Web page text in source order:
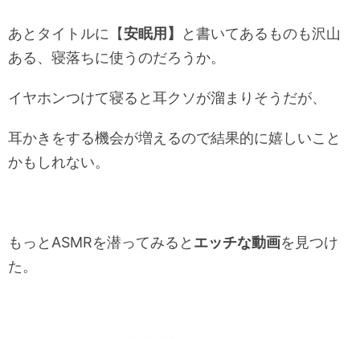
あとタイトルに【安眠用】
と書いてあるものも沢山
ある、寝落ちに使うのだろうか。
イヤホンつけて寝ると耳クソが溜まりそうだが、
耳かきをする機会が増えるので結果的に嬉しいこと
かもしれない。
もっとASMRを潜ってみると エッチな動画を見つけ
た。